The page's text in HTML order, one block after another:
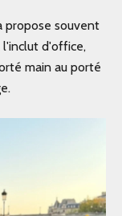
propose souvent
l'inclut d'office,
main au porté